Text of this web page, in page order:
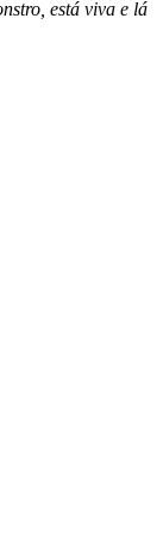
está viva e lá